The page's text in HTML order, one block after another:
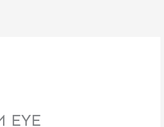
EYE